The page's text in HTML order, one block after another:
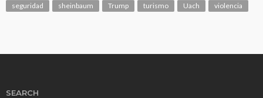
seguridad
sheinbaum Trump turismo Uach violencia
SEARCH